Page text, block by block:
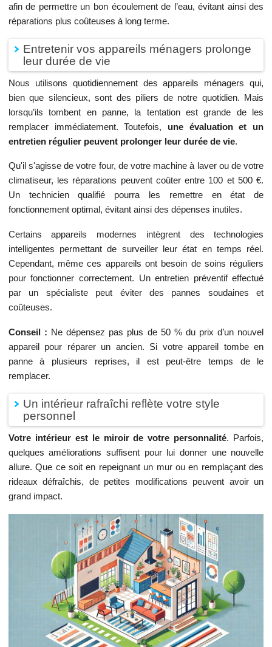
afin de permettre un bon écoulement de l’eau, évitant ainsi des
réparations plus coûteuses à long terme.
Entretenir vos appareils ménagers prolonge
leur durée de vie
Nous utilisons quotidiennement des appareils ménagers qui,
bien que silencieux, sont des piliers de notre quotidien. Mais
lorsqu’ils tombent en panne, la tentation est grande de les
remplacer immédiatement. Toutefois, une évaluation et un
entretien régulier peuvent prolonger leur durée de vie.
Qu'il s'agisse de votre four, de votre machine à laver ou de votre
climatiseur, les réparations peuvent coûter entre 100 et 500 €.
Un technicien qualifié pourra les remettre en état de
fonctionnement optimal, évitant ainsi des dépenses inutiles.
Certains appareils modernes intègrent des technologies
intelligentes permettant de surveiller leur état en temps réel.
Cependant, même ces appareils ont besoin de soins réguliers
pour fonctionner correctement. Un entretien préventif effectué
par un spécialiste peut éviter des pannes soudaines et
coûteuses.
Conseil : Ne dépensez pas plus de 50 % du prix d’un nouvel
appareil pour réparer un ancien. Si votre appareil tombe en
panne à plusieurs reprises, il est peut-être temps de le
remplacer.
Un intérieur rafraîchi reflète votre style
personnel
Votre intérieur est le miroir de votre personnalité. Parfois,
quelques améliorations suffisent pour lui donner une nouvelle
allure. Que ce soit en repeignant un mur ou en remplaçant des
rideaux défraîchis, de petites modifications peuvent avoir un
grand impact.